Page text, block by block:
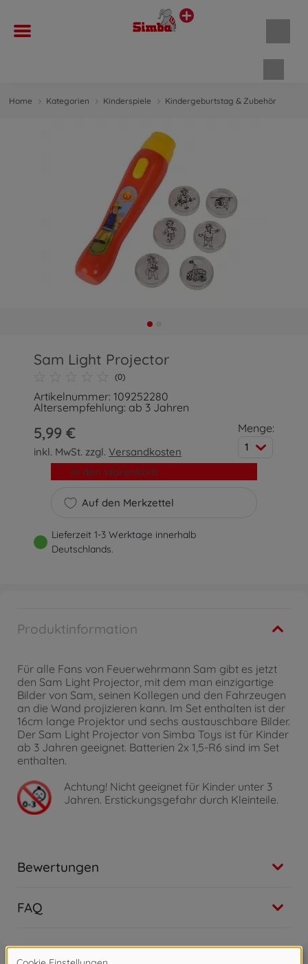
Home Kategorien Kinderspiele Kindergeburtstag & Zubehör
Sam Light Projector
(0)
Artikelnummer: 109252280
Altersempfehlung: ab 3 Jahren
5,99 €
inkl. MwSt. zzgl.Versandkosten
Menge:
1
Auf den Merkzettel
In den Warenkorb
Lieferzeit 1-3 Werktage innerhalb
Deutschlands.
Produktinformation
Für alle Fans von Feuerwehrmann Sam gibt es jetzt
den Sam Light Projector, mit dem man einzigartige
Bilder von Sam, seinen Kollegen und den Fahrzeugen
an die Wand projizieren kann. Im Set enthalten ist der
16cm lange Projektor und sechs austauschbare Bilder.
Der Sam Light Projector von Simba Toys ist für Kinder
ab 3 Jahren geeignet. Batterien 2x 1,5-R6 sind im Set
enthalten.
Achtung! Nicht geeignet für Kinder unter 3
Jahren. Erstickungsgefahr durch Kleinteile.
Bewertungen
FAQ